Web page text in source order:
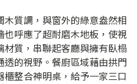
質調，與窗外的綠意盎然相
呼應了超耐磨木地板，使視
質，串聯起客廳與擁有臥榻
的視野。餐廚區域藉由拱門
整合神明桌，給予一家三口